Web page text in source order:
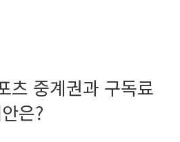
츠 중계권과 구독료
은?